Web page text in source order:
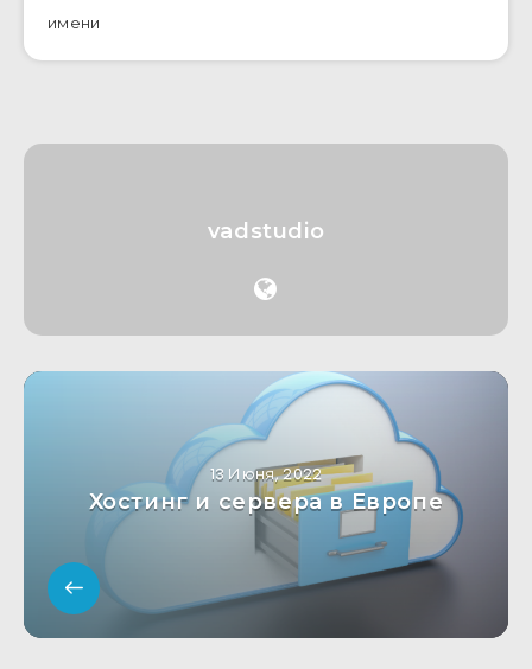
имени
vadstudio
13 Июня, 2022
Хостинг и сервера в Европе